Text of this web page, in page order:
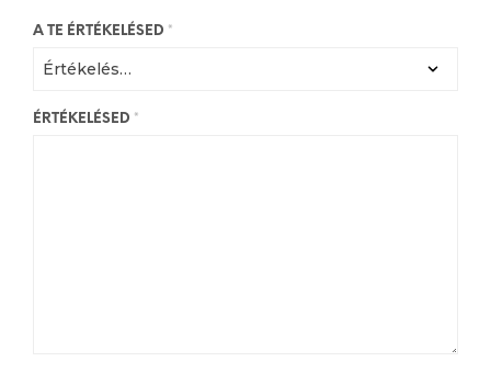
A TE ÉRTÉKELÉSED *
ÉRTÉKELÉSED *